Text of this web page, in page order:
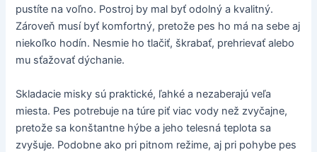
pustíte na voľno. Postroj by mal byť odolný a kvalitný.
Zároveň musí byť komfortný, pretože pes ho má na sebe aj
niekoľko hodín. Nesmie ho tlačiť, škrabať, prehrievať alebo
mu sťažovať dýchanie.
Skladacie misky sú praktické, ľahké a nezaberajú veľa
miesta. Pes potrebuje na túre piť viac vody než zvyčajne,
pretože sa konštantne hýbe a jeho telesná teplota sa
zvyšuje. Podobne ako pri pitnom režime, aj pri pohybe pes